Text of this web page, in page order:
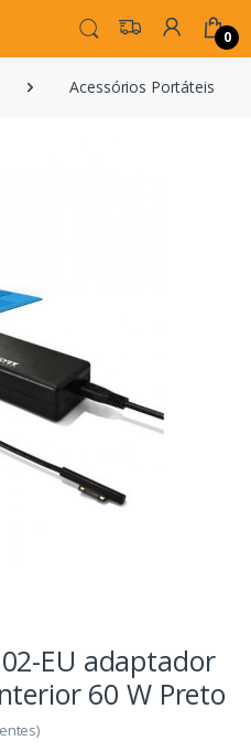
0
Acessórios Portáteis
EU adaptador
60 W Preto